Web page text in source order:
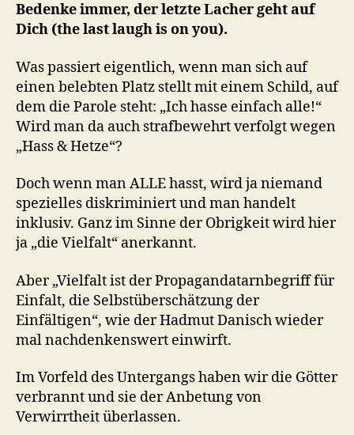
Bedenke immer, der letzte Lacher geht auf
Dich (the last laugh is on you).
Was passiert eigentlich, wenn man sich auf
einen belebten Platz stellt mit einem Schild, auf
dem die Parole steht: „Ich hasse einfach alle!“
Wird man da auch strafbewehrt verfolgt wegen
„Hass & Hetze“?
Doch wenn man ALLE hasst, wird ja niemand
spezielles diskriminiert und man handelt
inklusiv. Ganz im Sinne der Obrigkeit wird hier
ja „die Vielfalt“ anerkannt.
Aber „Vielfalt ist der Propagandatarnbegriff für
Einfalt, die Selbstüberschätzung der
Einfältigen“, wie der Hadmut Danisch wieder
mal nachdenkenswert einwirft.
Im Vorfeld des Untergangs haben wir die Götter
verbrannt und sie der Anbetung von
Verwirrtheit überlassen.